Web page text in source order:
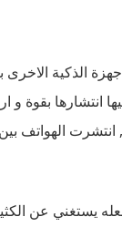
الذكية الاخرى
انتشارها بقوة و
الهواتف بين
يستغني عن